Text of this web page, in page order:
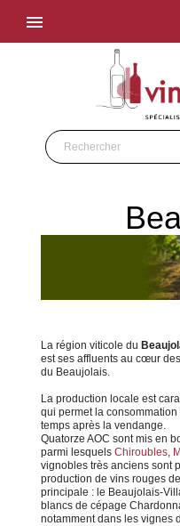

La région viticole du
est ses affluents au cœur
du Beaujolais.
La production locale est
qui permet la
temps après la vendange.
Quatorze AOC sont mis en
parmi lesquelsChiroubles
vignobles très anciens sont
production de vins rouges
principale : le Beaujolais-
blancs de cépage
notamment dans les vignes